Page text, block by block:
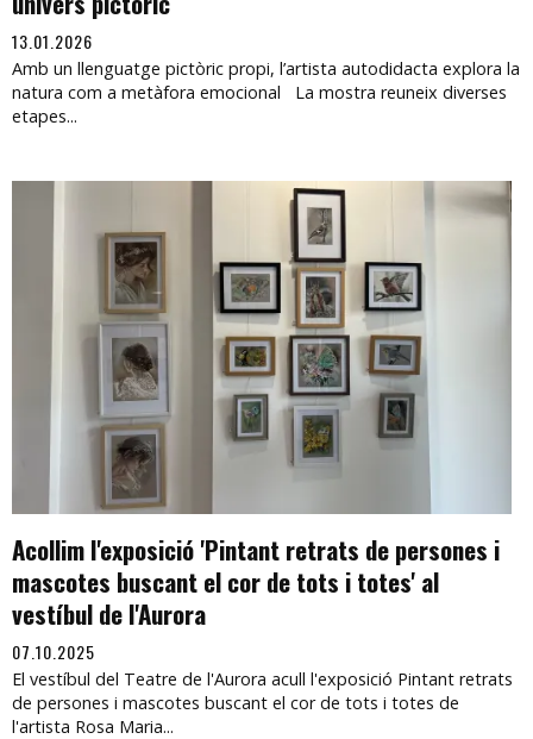
13.01.2026
Amb un llenguatge pictòric propi, l’artista autodidacta explora la
natura com a metàfora emocional La mostra reuneix diverses
etapes...
Acollim l'exposició 'Pintant retrats de persones i
mascotes buscant el cor de tots i totes' al
vestíbul de l'Aurora
07.10.2025
El vestíbul del Teatre de l'Aurora acull l'exposició Pintant retrats
de persones i mascotes buscant el cor de tots i totes de
l'artista Rosa Maria...